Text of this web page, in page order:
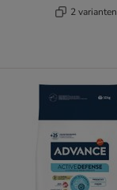
2 varianten